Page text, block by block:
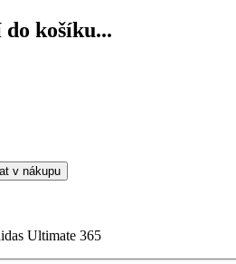
košíku...
v nákupu
Ultimate 365